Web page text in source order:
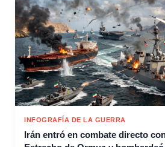
INFOGRAFÍA DE LA GUERRA
Irán entró en combate directo